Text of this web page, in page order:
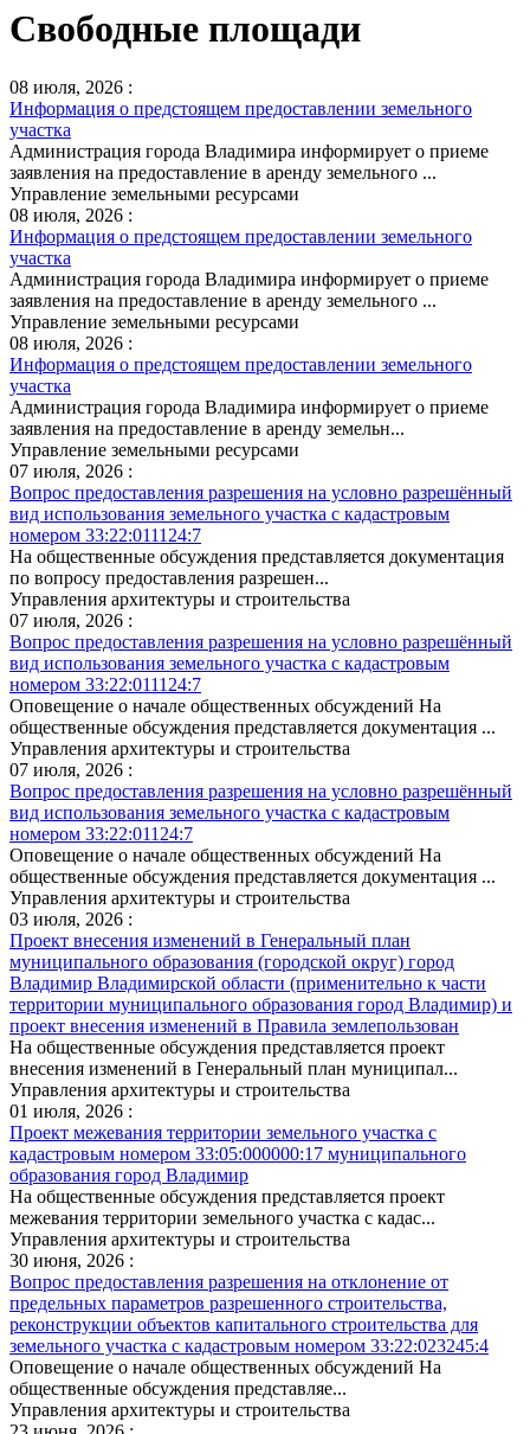
Свободные площади
08 июля, 2026 :
Информация о предстоящем предоставлении земельного
участка
Администрация города Владимира информирует о приеме
заявления на предоставление в аренду земельного ...
Управление земельными ресурсами
08 июля, 2026 :
Информация о предстоящем предоставлении земельного
участка
Администрация города Владимира информирует о приеме
заявления на предоставление в аренду земельного ...
Управление земельными ресурсами
08 июля, 2026 :
Информация о предстоящем предоставлении земельного
участка
Администрация города Владимира информирует о приеме
заявления на предоставление в аренду земельн...
Управление земельными ресурсами
07 июля, 2026 :
Вопрос предоставления разрешения на условно разрешённый
вид использования земельного участка с кадастровым
номером 33:22:011124:7
На общественные обсуждения представляется документация
по вопросу предоставления разрешен...
Управления архитектуры и строительства
07 июля, 2026 :
Вопрос предоставления разрешения на условно разрешённый
вид использования земельного участка с кадастровым
номером 33:22:011124:7
Оповещение о начале общественных обсуждений На
общественные обсуждения представляется документация ...
Управления архитектуры и строительства
07 июля, 2026 :
Вопрос предоставления разрешения на условно разрешённый
вид использования земельного участка с кадастровым
номером 33:22:01124:7
Оповещение о начале общественных обсуждений На
общественные обсуждения представляется документация ...
Управления архитектуры и строительства
03 июля, 2026 :
Проект внесения изменений в Генеральный план
муниципального образования (городской округ) город
Владимир Владимирской области (применительно к части
территории муниципального образования город Владимир) и
проект внесения изменений в Правила землепользован
На общественные обсуждения представляется проект
внесения изменений в Генеральный план муниципал...
Управления архитектуры и строительства
01 июля, 2026 :
Проект межевания территории земельного участка с
кадастровым номером 33:05:000000:17 муниципального
образования город Владимир
На общественные обсуждения представляется проект
межевания территории земельного участка с кадас...
Управления архитектуры и строительства
30 июня, 2026 :
Вопрос предоставления разрешения на отклонение от
предельных параметров разрешенного строительства,
реконструкции объектов капитального строительства для
земельного участка с кадастровым номером 33:22:023245:4
Оповещение о начале общественных обсуждений На
общественные обсуждения представляе...
Управления архитектуры и строительства